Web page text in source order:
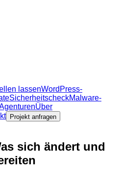
lassenWordPress-
SicherheitscheckMalware-
Über
Projekt anfragen
sich ändert und